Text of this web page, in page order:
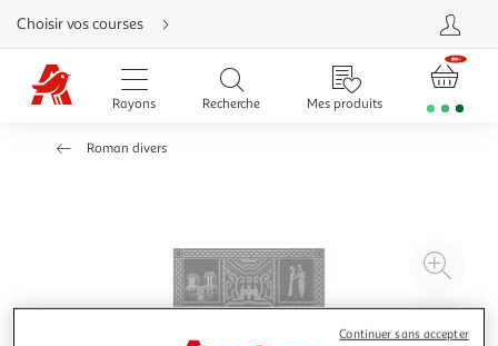
Aller
directement
au
contenu
Aller
directement
Aller
d'aide
Choisir vos courses
Rayons Recherche Mes produits
Roman divers
à
Continuer sans accepter